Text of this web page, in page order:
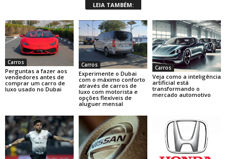
LEIA TAMBÉM:
Carros
Perguntas a fazer aos
vendedores antes de
comprar um carro de
luxo usado no Dubai
Carros
Experimente o Dubai
com o máximo conforto
através de carros de
luxo com motorista e
opções flexíveis de
aluguer mensal
Carros
Veja como a inteligência
artificial está
transformando o
mercado automotivo